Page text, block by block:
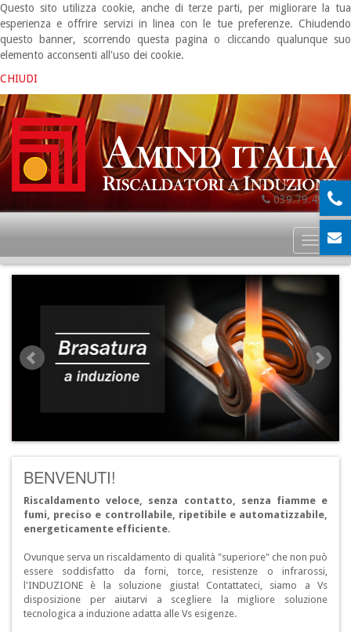
Questo sito utilizza cookie, anche di terze parti, per migliorare la tua
esperienza e offrire servizi in linea con le tue preferenze. Chiudendo
questo banner, scorrendo questa pagina o cliccando qualunque suo
elemento acconsenti all'uso dei cookie.
CHIUDI
039.79.49.06
BENVENUTI!
Riscaldamento veloce, senza contatto, senza fiamme e
fumi, preciso e controllabile, ripetibile e automatizzabile,
energeticamente efficiente.
Ovunque serva un riscaldamento di qualità "superiore" che non può
essere soddisfatto da forni, torce, resistenze o infrarossi,
l'INDUZIONE è la soluzione giusta! Contattateci, siamo a Vs
disposizione per aiutarvi a scegliere la migliore soluzione
tecnologica a induzione adatta alle Vs esigenze.